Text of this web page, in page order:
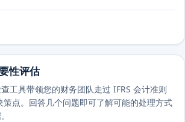
性评估
工具带领您的财务团队走过 IFRS 会计准则
点。回答几个问题即可了解可能的处理方式